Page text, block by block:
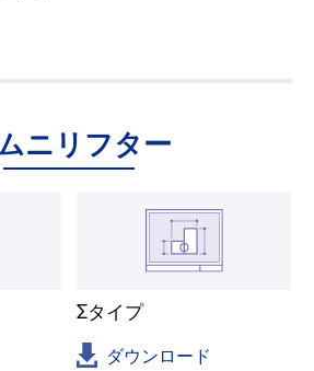
ニリフター
Σタイプ
ダウンロード